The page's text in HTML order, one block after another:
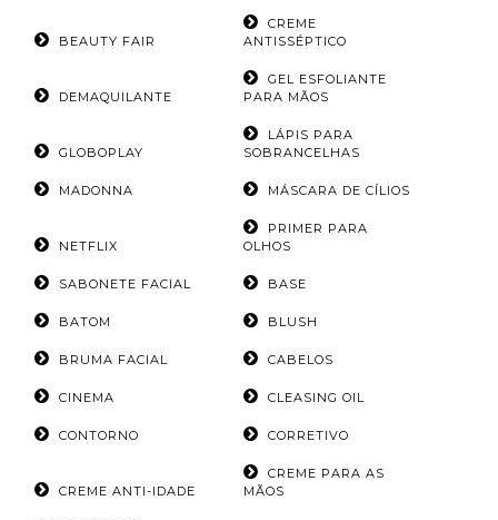
BEAUTY FAIR
CREME
ANTISSÉPTICO
DEMAQUILANTE
GEL ESFOLIANTE
PARA MÃOS
GLOBOPLAY
LÁPIS PARA
SOBRANCELHAS
MADONNA MÁSCARA DE CÍLIOS
NETFLIX
PRIMER PARA
OLHOS
SABONETE FACIAL BASE
BATOM BLUSH
BRUMA FACIAL CABELOS
CINEMA CLEASING OIL
CONTORNO CORRETIVO
CREME ANTI-IDADE
CREME PARA AS
MÃOS